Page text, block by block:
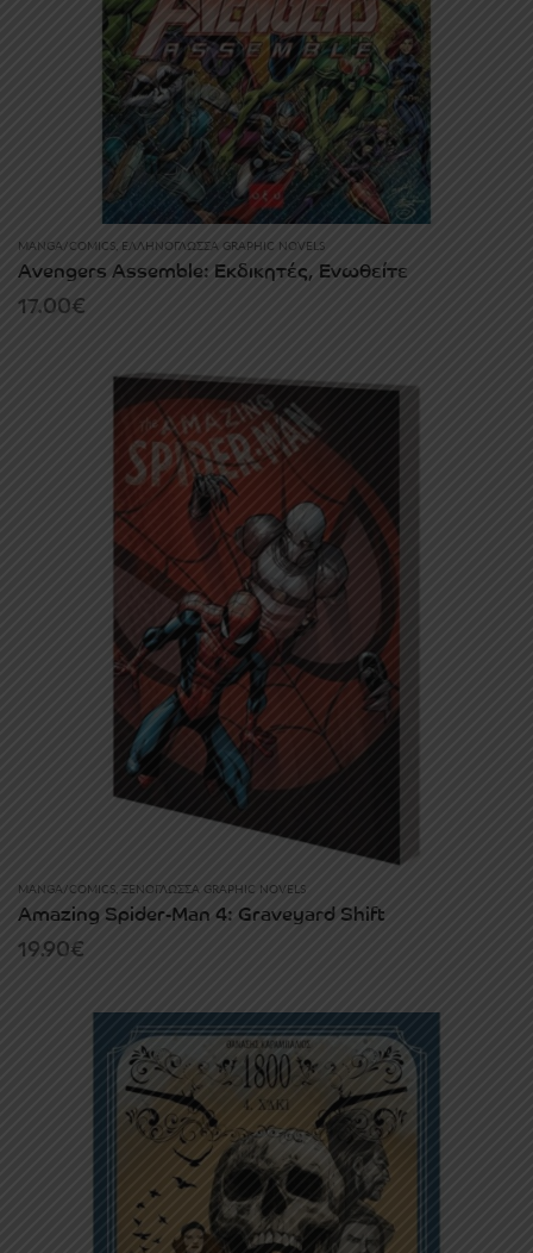
MANGA/COMICS, ΕΛΛΗΝΌΓΛΩΣΣΑ GRAPHIC NOVELS
Avengers Assemble: Εκδικητές, Ενωθείτε
17.00€
MANGA/COMICS, ΞΕΝΌΓΛΩΣΣΑ GRAPHIC NOVELS
Amazing Spider-Man 4: Graveyard Shift
19.90€